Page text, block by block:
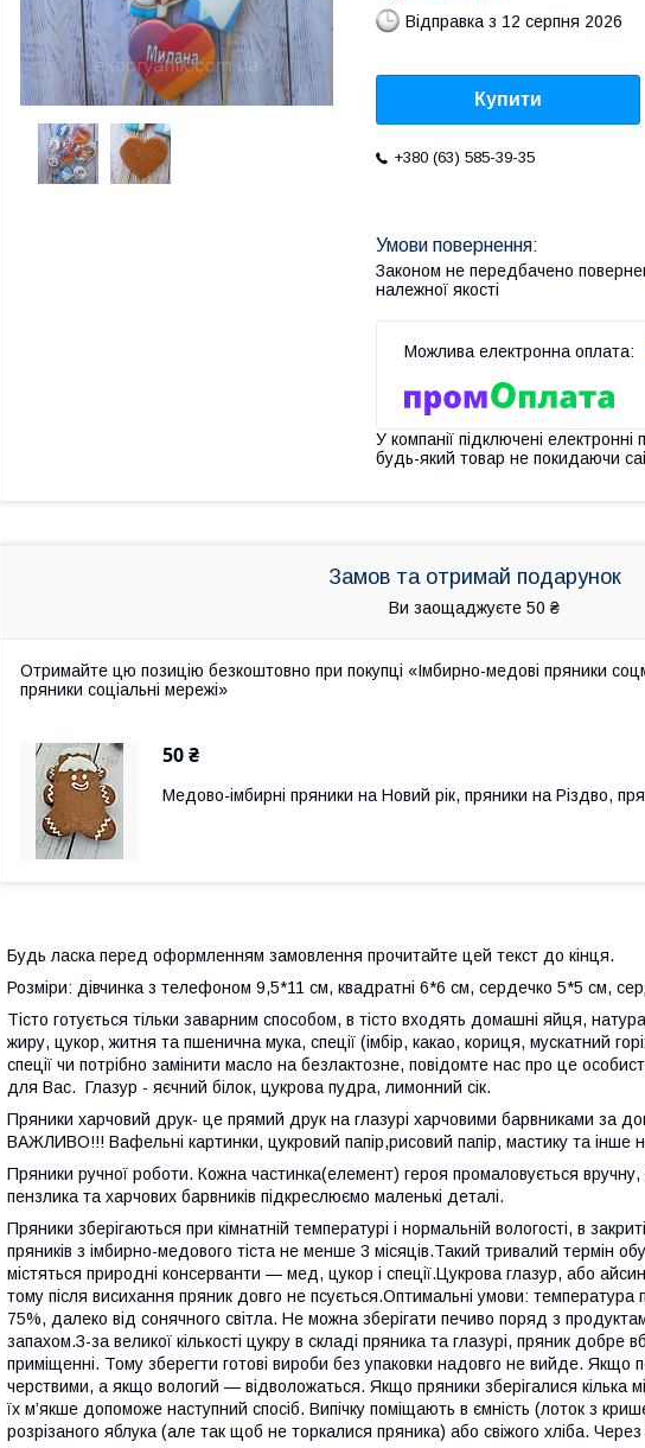
Відправка з 12 серпня 2026
Купити
+380 (63) 585-39-35
Законом не передбачено
належної якості
У компанії підключені
будь-який товар не покидаючи
Замов та отримай подарунок
Ви заощаджуєте 50 ₴
Отримайте цю позицію безкоштовно при покупці «Імбирно-медові пряники
пряники соціальні мережі»
50 ₴
Медово-імбирні пряники на Новий рік, пряники на Різдво,
Будь ласка перед оформленням замовлення прочитайте цей текст до кінця.
Розміри: дівчинка з телефоном 9,5*11 см, квадратні 6*6 см, сердечко 5*5 см,
Тісто готується тільки заварним способом, в тісто входять домашні яйця,
жиру, цукор, житня та пшенична мука, спеції (імбір, какао, кориця, мускатний
спеції чи потрібно замінити масло на безлактозне, повідомте нас про це
для Вас. Глазур - яєчний білок, цукрова пудра, лимонний сік.
Пряники харчовий друк- це прямий друк на глазурі харчовими барвниками за
ВАЖЛИВО!!! Вафельні картинки, цукровий папір,рисовий папір, мастику та інше
Пряники ручної роботи. Кожна частинка(елемент) героя промаловується
пензлика та харчових барвників підкреслюємо маленькі деталі.
Пряники зберігаються при кімнатній температурі і нормальній вологості, в
пряників з імбирно-медового тіста не менше 3 місяців.Такий тривалий термін
містяться природні консерванти — мед, цукор і спеції.Цукрова глазур, або
тому після висихання пряник довго не псується.Оптимальні умови: температура
75%, далеко від сонячного світла. Не можна зберігати печиво поряд з
запахом.З-за великої кількості цукру в складі пряника та глазурі, пряник добре
приміщенні. Тому зберегти готові вироби без упаковки надовго не вийде. Якщо
черствими, а якщо вологий — відволожаться. Якщо пряники зберігалися кілька
їх м’якше допоможе наступний спосіб. Випічку поміщають в ємність (лоток з
розрізаного яблука (але так щоб не торкалися пряника) або свіжого хліба.